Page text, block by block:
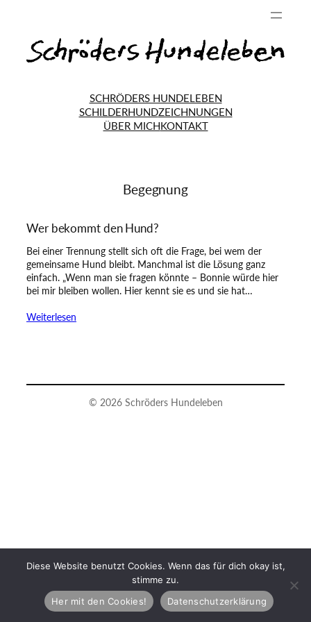
SCHRÖDERS HUNDELEBEN
SCHILDERHUNDZEICHNUNGEN
ÜBER MICHKONTAKT
Begegnung
Wer bekommt den Hund?
Bei einer Trennung stellt sich oft die Frage, bei wem der
gemeinsame Hund bleibt. Manchmal ist die Lösung ganz
einfach. „Wenn man sie fragen könnte – Bonnie würde hier
bei mir bleiben wollen. Hier kennt sie es und sie hat…
Weiterlesen
© 2026 Schröders Hundeleben
Diese Website benutzt Cookies. Wenn das für dich okay ist,
stimme zu.
Her mit den Cookies!
Datenschutzerklärung